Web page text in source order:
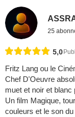
25
5,0
Fritz Lang ou le
Chef D'Oeuvre
muet et noir et blanc
Un film Magique,
couleurs et le son